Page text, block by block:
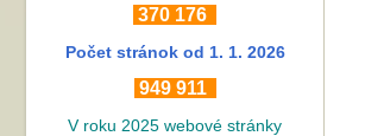
370 176
Počet stránok od 1. 1. 2026
949 911
V roku 2025 webové stránky